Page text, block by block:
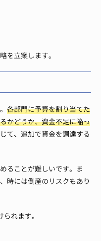
を立案します。
各部門に予算を割り当てた
かどうか、資金不足に陥っ
て、追加で資金を調達する
ることが難しいです。ま
時には倒産のリスクもあり
れます。